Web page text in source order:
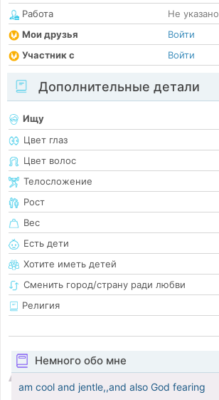
Работа
Не указано
Мои друзья
Войти
Участник с
Войти
Дополнительные детали
Ищу
Цвет глаз
Цвет волос
Телосложение
Рост
Вес
Есть дети
Хотите иметь детей
Сменить город/страну ради любви
Религия
Немного обо мне
am cool and jentle,,and also God fearing